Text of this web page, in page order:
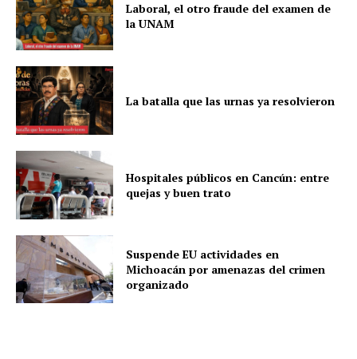
Laboral, el otro fraude del examen de
la UNAM
La batalla que las urnas ya resolvieron
Hospitales públicos en Cancún: entre
quejas y buen trato
Suspende EU actividades en
Michoacán por amenazas del crimen
organizado